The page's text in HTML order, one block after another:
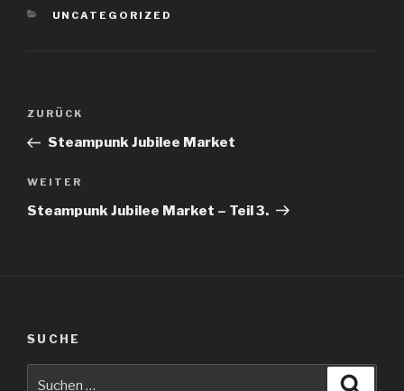
KATEGORIEN
UNCATEGORIZED
Beitragsnavigation
Vorheriger
Beitrag
ZURÜCK
Steampunk Jubilee Market
Nächster
Beitrag
WEITER
Steampunk Jubilee Market – Teil 3.
SUCHE